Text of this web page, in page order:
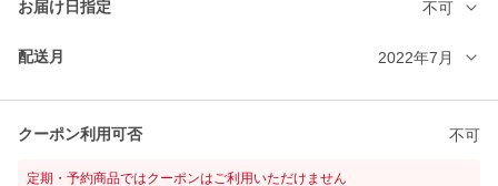
お届け日指定 不可
配送月 2022年7月
クーポン利用可否 不可
定期・予約商品ではクーポンはご利用いただけません